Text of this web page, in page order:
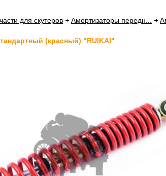
для скутеров Амортизаторы передн...
(красный) "RUIKAI"